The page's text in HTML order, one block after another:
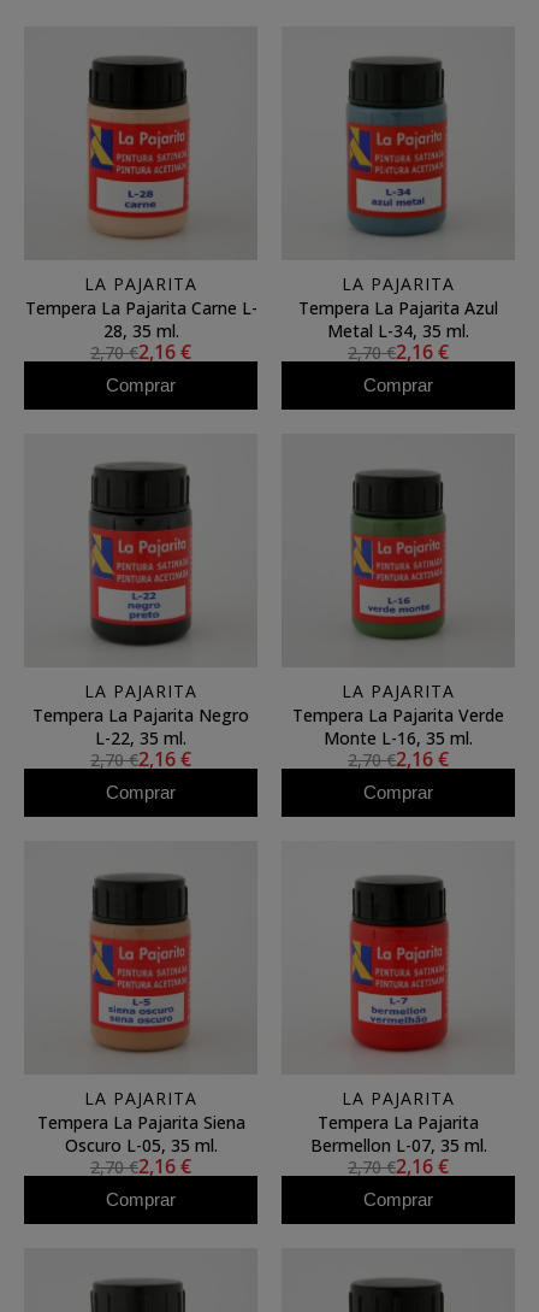
LA PAJARITA
Tempera La Pajarita Carne L-
28, 35 ml.
2,70 €2,16 €
Comprar
LA PAJARITA
Tempera La Pajarita Azul
Metal L-34, 35 ml.
2,70 €2,16 €
Comprar
LA PAJARITA
Tempera La Pajarita Negro
L-22, 35 ml.
2,70 €2,16 €
Comprar
LA PAJARITA
Tempera La Pajarita Verde
Monte L-16, 35 ml.
2,70 €2,16 €
Comprar
LA PAJARITA
Tempera La Pajarita Siena
Oscuro L-05, 35 ml.
2,70 €2,16 €
Comprar
LA PAJARITA
Tempera La Pajarita
Bermellon L-07, 35 ml.
2,70 €2,16 €
Comprar